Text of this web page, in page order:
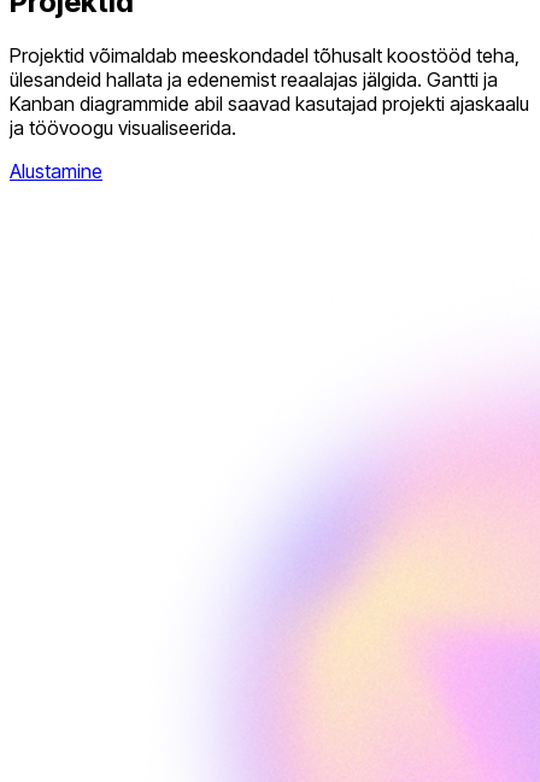
Projektid võimaldab meeskondadel tõhusalt koostööd teha,
ülesandeid hallata ja edenemist reaalajas jälgida. Gantti ja
Kanban diagrammide abil saavad kasutajad projekti ajaskaalu
ja töövoogu visualiseerida.
Alustamine